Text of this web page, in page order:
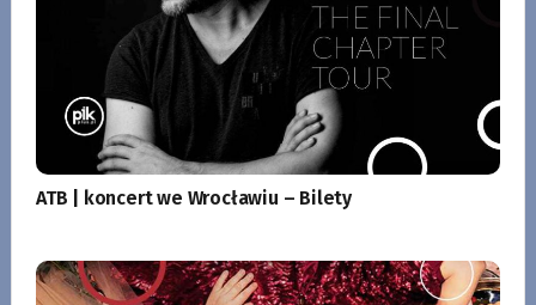
ATB | koncert we Wrocławiu – Bilety